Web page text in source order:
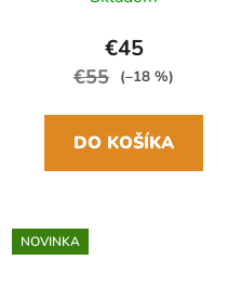
€45
€55 (–18 %)
DO KOŠÍKA
NOVINKA